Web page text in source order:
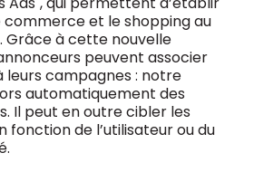
commerce et le shopping au
Grâce à cette nouvelle
peuvent associer
leurs campagnes : notre
automatiquement des
Il peut en outre cibler les
fonction de l’utilisateur ou du